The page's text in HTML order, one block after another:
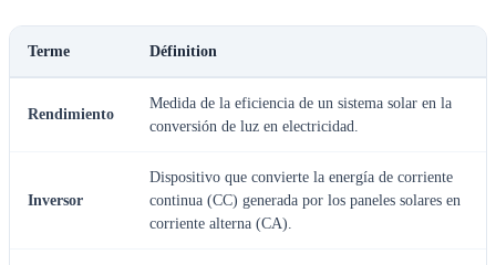
Terme Définition
Rendimiento
Medida de la eficiencia de un sistema solar en la
conversión de luz en electricidad.
Inversor
Dispositivo que convierte la energía de corriente
continua (CC) generada por los paneles solares en
corriente alterna (CA).